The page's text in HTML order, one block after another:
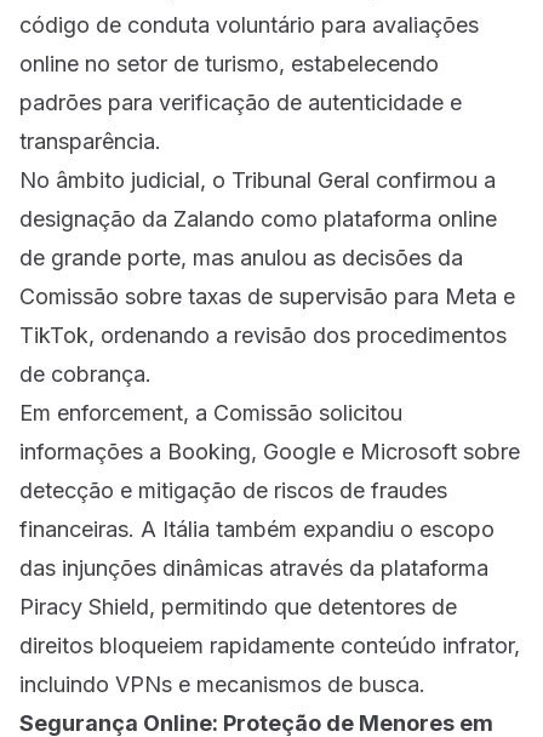
código de conduta voluntário para avaliações
online no setor de turismo, estabelecendo
padrões para verificação de autenticidade e
transparência.
No âmbito judicial, o Tribunal Geral confirmou a
designação da Zalando como plataforma online
de grande porte, mas anulou as decisões da
Comissão sobre taxas de supervisão para Meta e
TikTok, ordenando a revisão dos procedimentos
de cobrança.
Em enforcement, a Comissão solicitou
informações a Booking, Google e Microsoft sobre
detecção e mitigação de riscos de fraudes
financeiras. A Itália também expandiu o escopo
das injunções dinâmicas através da plataforma
Piracy Shield, permitindo que detentores de
direitos bloqueiem rapidamente conteúdo infrator,
incluindo VPNs e mecanismos de busca.
Segurança Online: Proteção de Menores em